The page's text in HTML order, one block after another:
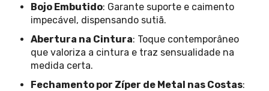
Bojo Embutido: Garante suporte e caimento
impecável, dispensando sutiã.
Abertura na Cintura: Toque contemporâneo
que valoriza a cintura e traz sensualidade na
medida certa.
Fechamento por Zíper de Metal nas Costas: